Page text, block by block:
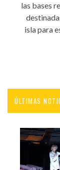
las bases
isla para
ÚLTIMAS